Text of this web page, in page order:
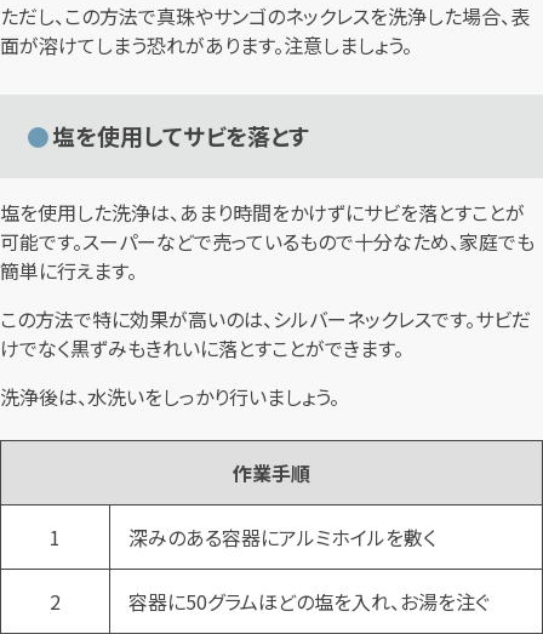
ただし、この方法で真珠やサンゴのネックレスを洗浄した場合、表
面が溶けてしまう恐れがあります。注意しましょう。
塩を使用してサビを落とす
塩を使用した洗浄は、あまり時間をかけずにサビを落とすことが
可能です。スーパーなどで売っているもので十分なため、家庭でも
簡単に行えます。
この方法で特に効果が高いのは、シルバーネックレスです。サビだ
けでなく黒ずみもきれいに落とすことができます。
洗浄後は、水洗いをしっかり行いましょう。
作業手順
1 深みのある容器にアルミホイルを敷く
2 容器に50グラムほどの塩を入れ、お湯を注ぐ